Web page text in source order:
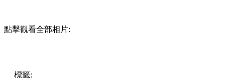
點擊觀看全部相片:
標籤: